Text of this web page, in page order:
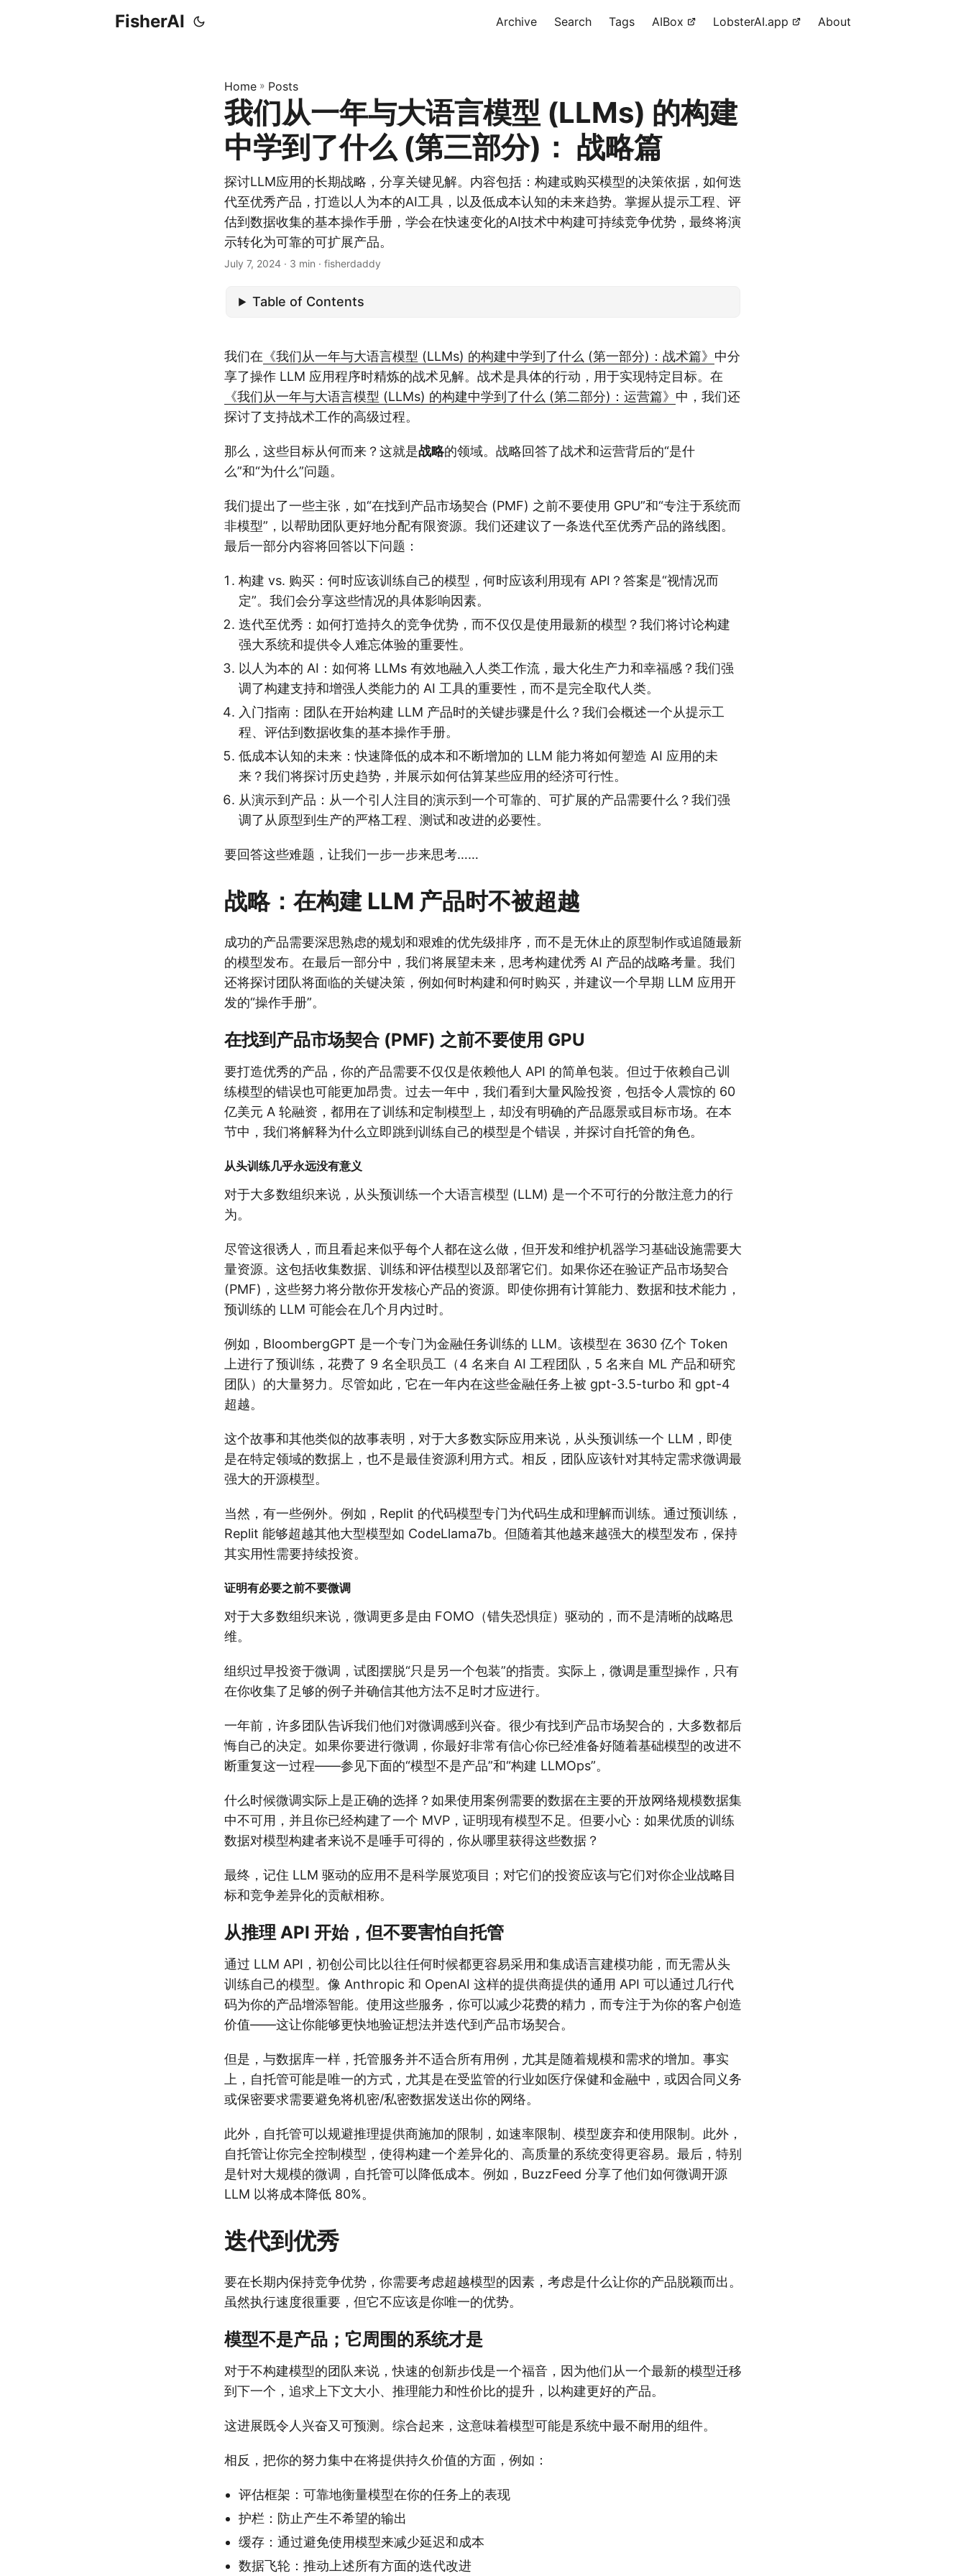
FisherAI Archive Search Tags AIBox LobsterAI.app About
Home » Posts
我们从一年与大语言模型 (LLMs) 的构建
中学到了什么 (第三部分)： 战略篇
探讨LLM应用的长期战略，分享关键见解。内容包括：构建或购买模型的决策依据，如何迭
代至优秀产品，打造以人为本的AI工具，以及低成本认知的未来趋势。掌握从提示工程、评
估到数据收集的基本操作手册，学会在快速变化的AI技术中构建可持续竞争优势，最终将演
示转化为可靠的可扩展产品。
July 7, 2024 · 3 min · fisherdaddy
Table of Contents
我们在 《我们从一年与大语言模型 (LLMs) 的构建中学到了什么 (第一部分)：战术篇》 中分
享了操作 LLM 应用程序时精炼的战术见解。战术是具体的行动，用于实现特定目标。在
《我们从一年与大语言模型 (LLMs) 的构建中学到了什么 (第二部分)：运营篇》 中，我们还
探讨了支持战术工作的高级过程。
那么，这些目标从何而来？这就是战略的领域。战略回答了战术和运营背后的“是什
么”和“为什么”问题。
我们提出了一些主张，如“在找到产品市场契合 (PMF) 之前不要使用 GPU”和“专注于系统而
非模型”，以帮助团队更好地分配有限资源。我们还建议了一条迭代至优秀产品的路线图。
最后一部分内容将回答以下问题：
构建 vs. 购买：何时应该训练自己的模型，何时应该利用现有 API？答案是“视情况而
定”。我们会分享这些情况的具体影响因素。
迭代至优秀：如何打造持久的竞争优势，而不仅仅是使用最新的模型？我们将讨论构建
强大系统和提供令人难忘体验的重要性。
以人为本的 AI：如何将 LLMs 有效地融入人类工作流，最大化生产力和幸福感？我们强
调了构建支持和增强人类能力的 AI 工具的重要性，而不是完全取代人类。
入门指南：团队在开始构建 LLM 产品时的关键步骤是什么？我们会概述一个从提示工
程、评估到数据收集的基本操作手册。
低成本认知的未来：快速降低的成本和不断增加的 LLM 能力将如何塑造 AI 应用的未
来？我们将探讨历史趋势，并展示如何估算某些应用的经济可行性。
从演示到产品：从一个引人注目的演示到一个可靠的、可扩展的产品需要什么？我们强
调了从原型到生产的严格工程、测试和改进的必要性。
要回答这些难题，让我们一步一步来思考……
战略：在构建 LLM 产品时不被超越
成功的产品需要深思熟虑的规划和艰难的优先级排序，而不是无休止的原型制作或追随最新
的模型发布。在最后一部分中，我们将展望未来，思考构建优秀 AI 产品的战略考量。我们
还将探讨团队将面临的关键决策，例如何时构建和何时购买，并建议一个早期 LLM 应用开
发的“操作手册”。
在找到产品市场契合 (PMF) 之前不要使用 GPU
要打造优秀的产品，你的产品需要不仅仅是依赖他人 API 的简单包装。但过于依赖自己训
练模型的错误也可能更加昂贵。过去一年中，我们看到大量风险投资，包括令人震惊的 60
亿美元 A 轮融资，都用在了训练和定制模型上，却没有明确的产品愿景或目标市场。在本
节中，我们将解释为什么立即跳到训练自己的模型是个错误，并探讨自托管的角色。
从头训练几乎永远没有意义
对于大多数组织来说，从头预训练一个大语言模型 (LLM) 是一个不可行的分散注意力的行
为。
尽管这很诱人，而且看起来似乎每个人都在这么做，但开发和维护机器学习基础设施需要大
量资源。这包括收集数据、训练和评估模型以及部署它们。如果你还在验证产品市场契合
(PMF)，这些努力将分散你开发核心产品的资源。即使你拥有计算能力、数据和技术能力，
预训练的 LLM 可能会在几个月内过时。
例如，BloombergGPT 是一个专门为金融任务训练的 LLM。该模型在 3630 亿个 Token
上进行了预训练，花费了 9 名全职员工（4 名来自 AI 工程团队，5 名来自 ML 产品和研究
团队）的大量努力。尽管如此，它在一年内在这些金融任务上被 gpt-3.5-turbo 和 gpt-4
超越。
这个故事和其他类似的故事表明，对于大多数实际应用来说，从头预训练一个 LLM，即使
是在特定领域的数据上，也不是最佳资源利用方式。相反，团队应该针对其特定需求微调最
强大的开源模型。
当然，有一些例外。例如，Replit 的代码模型专门为代码生成和理解而训练。通过预训练，
Replit 能够超越其他大型模型如 CodeLlama7b。但随着其他越来越强大的模型发布，保持
其实用性需要持续投资。
证明有必要之前不要微调
对于大多数组织来说，微调更多是由 FOMO（错失恐惧症）驱动的，而不是清晰的战略思
维。
组织过早投资于微调，试图摆脱“只是另一个包装”的指责。实际上，微调是重型操作，只有
在你收集了足够的例子并确信其他方法不足时才应进行。
一年前，许多团队告诉我们他们对微调感到兴奋。很少有找到产品市场契合的，大多数都后
悔自己的决定。如果你要进行微调，你最好非常有信心你已经准备好随着基础模型的改进不
断重复这一过程——参见下面的“模型不是产品”和“构建 LLMOps”。
什么时候微调实际上是正确的选择？如果使用案例需要的数据在主要的开放网络规模数据集
中不可用，并且你已经构建了一个 MVP，证明现有模型不足。但要小心：如果优质的训练
数据对模型构建者来说不是唾手可得的，你从哪里获得这些数据？
最终，记住 LLM 驱动的应用不是科学展览项目；对它们的投资应该与它们对你企业战略目
标和竞争差异化的贡献相称。
从推理 API 开始，但不要害怕自托管
通过 LLM API，初创公司比以往任何时候都更容易采用和集成语言建模功能，而无需从头
训练自己的模型。像 Anthropic 和 OpenAI 这样的提供商提供的通用 API 可以通过几行代
码为你的产品增添智能。使用这些服务，你可以减少花费的精力，而专注于为你的客户创造
价值——这让你能够更快地验证想法并迭代到产品市场契合。
但是，与数据库一样，托管服务并不适合所有用例，尤其是随着规模和需求的增加。事实
上，自托管可能是唯一的方式，尤其是在受监管的行业如医疗保健和金融中，或因合同义务
或保密要求需要避免将机密/私密数据发送出你的网络。
此外，自托管可以规避推理提供商施加的限制，如速率限制、模型废弃和使用限制。此外，
自托管让你完全控制模型，使得构建一个差异化的、高质量的系统变得更容易。最后，特别
是针对大规模的微调，自托管可以降低成本。例如，BuzzFeed 分享了他们如何微调开源
LLM 以将成本降低 80%。
迭代到优秀
要在长期内保持竞争优势，你需要考虑超越模型的因素，考虑是什么让你的产品脱颖而出。
虽然执行速度很重要，但它不应该是你唯一的优势。
模型不是产品；它周围的系统才是
对于不构建模型的团队来说，快速的创新步伐是一个福音，因为他们从一个最新的模型迁移
到下一个，追求上下文大小、推理能力和性价比的提升，以构建更好的产品。
这进展既令人兴奋又可预测。综合起来，这意味着模型可能是系统中最不耐用的组件。
相反，把你的努力集中在将提供持久价值的方面，例如：
评估框架：可靠地衡量模型在你的任务上的表现
护栏：防止产生不希望的输出
缓存：通过避免使用模型来减少延迟和成本
数据飞轮：推动上述所有方面的迭代改进